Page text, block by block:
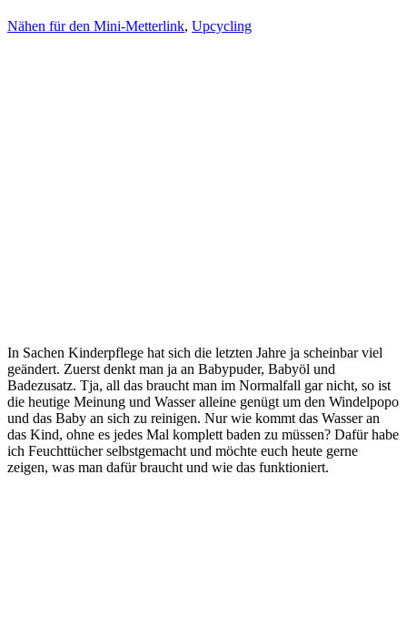
Nähen für den Mini-Metterlink, Upcycling
In Sachen Kinderpflege hat sich die letzten Jahre ja scheinbar viel
geändert. Zuerst denkt man ja an Babypuder, Babyöl und
Badezusatz. Tja, all das braucht man im Normalfall gar nicht, so ist
die heutige Meinung und Wasser alleine genügt um den Windelpopo
und das Baby an sich zu reinigen. Nur wie kommt das Wasser an
das Kind, ohne es jedes Mal komplett baden zu müssen? Dafür habe
ich Feuchttücher selbstgemacht und möchte euch heute gerne
zeigen, was man dafür braucht und wie das funktioniert.